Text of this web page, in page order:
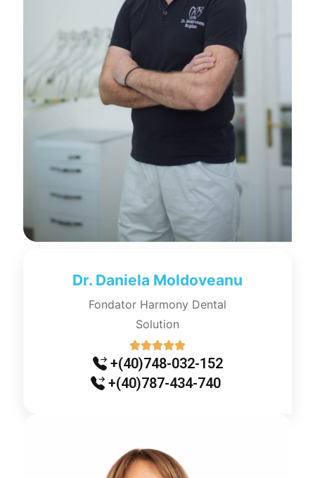
Dr. Daniela Moldoveanu
Fondator Harmony Dental
Solution
+(40)748-032-152
+(40)787-434-740